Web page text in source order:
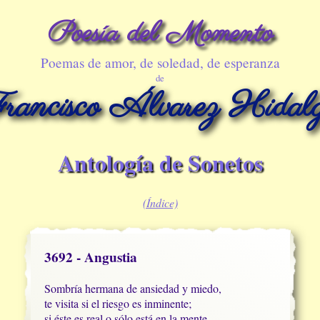
Poesía del Momento
Poemas de amor, de soledad, de esperanza
de
Álvarez
Antología de Sonetos
(Índice)
3692 - Angustia
Sombría hermana de ansiedad y miedo,
te visita si el riesgo es inminente;